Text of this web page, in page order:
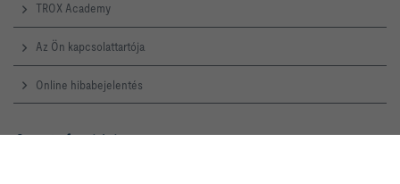
TROX Academy
Az Ön kapcsolattartója
Online hibabejelentés
Szerviz forródrót